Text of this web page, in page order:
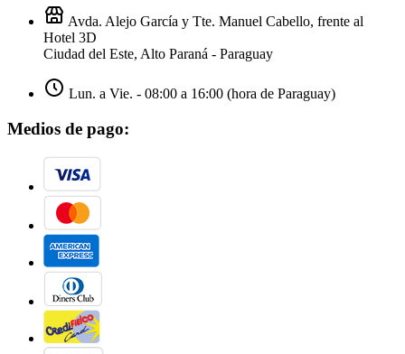
Avda. Alejo García y Tte. Manuel Cabello, frente al
Hotel 3D
Ciudad del Este, Alto Paraná - Paraguay
Lun. a Vie. - 08:00 a 16:00 (hora de Paraguay)
Medios de pago: